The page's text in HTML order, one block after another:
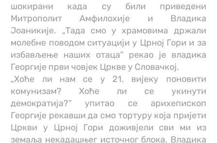
шокирани када су били приведени
Митрополит Амфилохије и Владика
Јоаникије. „Тада смо у храмовима држали
молебне поводом ситуацији у Црној Гори и за
избављење наших отаца“ рекао је владика
Георгије први човјек Цркве у Словачкој.
„Хоће ли нам се у 21. вијеку поновити
комунизам? Хоће ли се укинути
демократија?“ упитао се арихепископ
Георгије рекавши да смо тортуру која пријети
Цркви у Црној Гори доживјели сви ми из
земаља некадашњег источног блока. Владика